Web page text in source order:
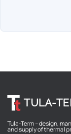
TULA-
Tula-Term – design,
and supply of thermal